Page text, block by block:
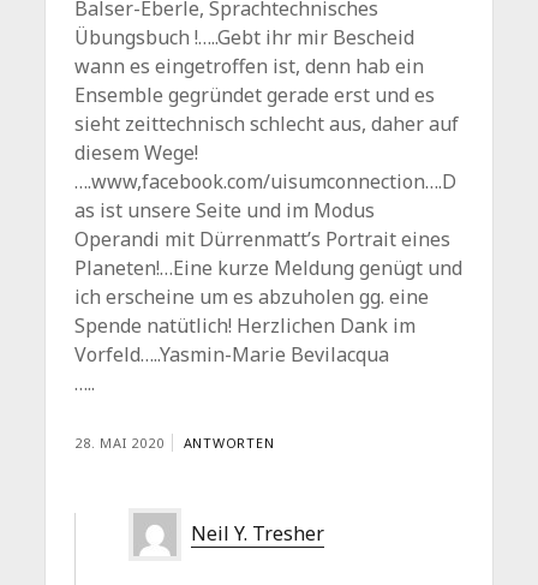
Balser-Eberle, Sprachtechnisches
Übungsbuch !…..Gebt ihr mir Bescheid
wann es eingetroffen ist, denn hab ein
Ensemble gegründet gerade erst und es
sieht zeittechnisch schlecht aus, daher auf
diesem Wege!
….www,facebook.com/uisumconnection….D
as ist unsere Seite und im Modus
Operandi mit Dürrenmatt’s Portrait eines
Planeten!…Eine kurze Meldung genügt und
ich erscheine um es abzuholen gg. eine
Spende natütlich! Herzlichen Dank im
Vorfeld…..Yasmin-Marie Bevilacqua
…..
28. MAI 2020 ANTWORTEN
Neil Y. Tresher